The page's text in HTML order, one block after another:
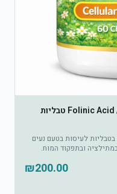
חומצה פולינית (Folinic Acid / Leucovorin) – 60 טבליות
בטבליות לעיסות בטעם נעים
ובתפקוד המוח.
₪200.00